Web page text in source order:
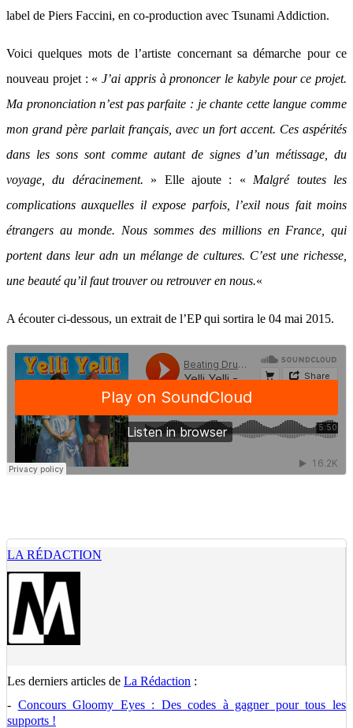
label de Piers Faccini, en co-production avec Tsunami Addiction.
Voici quelques mots de l’artiste concernant sa démarche pour ce
nouveau projet : « J’ai appris à prononcer le kabyle pour ce projet.
Ma prononciation n’est pas parfaite : je chante cette langue comme
mon grand père parlait français, avec un fort accent. Ces aspérités
dans les sons sont comme autant de signes d’un métissage, du
voyage, du déracinement. » Elle ajoute : « Malgré toutes les
complications auxquelles il expose parfois, l’exil nous fait moins
étrangers au monde. Nous sommes des millions en France, qui
portent dans leur adn un mélange de cultures. C’est une richesse,
une beauté qu’il faut trouver ou retrouver en nous.«
A écouter ci-dessous, un extrait de l’EP qui sortira le 04 mai 2015.
LA RÉDACTION
Les derniers articles de La Rédaction :
- Concours Gloomy Eyes : Des codes à gagner pour tous les
supports !